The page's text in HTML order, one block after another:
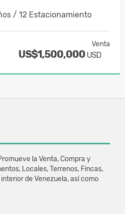
/ 12 Estacionamiento
Venta
US$1,500,000 USD
la Venta, Compra y
Locales, Terrenos, Fincas,
de Venezuela, así como